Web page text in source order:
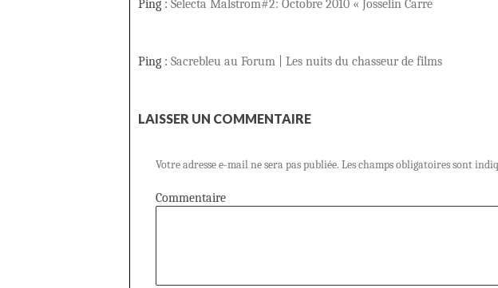
Ping : Selecta Malstrom#2: Octobre 2010 « Josselin Carré
Ping : Sacrebleu au Forum | Les nuits du chasseur de films
LAISSER UN COMMENTAIRE
Votre adresse e-mail ne sera pas publiée. Les champs obligatoires sont
Commentaire